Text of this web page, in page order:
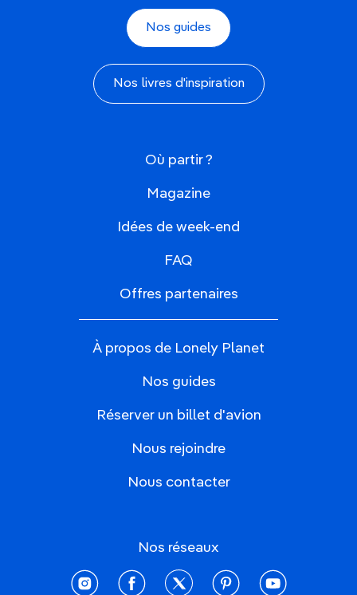
Nos guides
Nos livres d'inspiration
Où partir ?
Magazine
Idées de week-end
FAQ
Offres partenaires
À propos de Lonely Planet
Nos guides
Réserver un billet d'avion
Nous rejoindre
Nous contacter
Nos réseaux
instagramfacebooktwitter pinterestyoutube